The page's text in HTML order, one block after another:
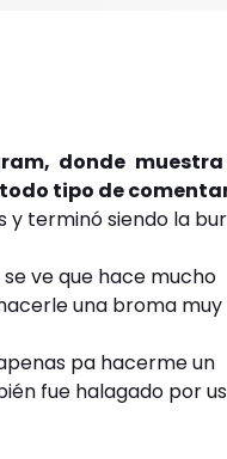
donde muestra
tipo de
y terminó siendo la
ve que hace mucho
una broma muy
pa hacerme un
fue halagado por